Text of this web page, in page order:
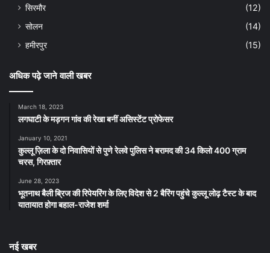
सिरमौर
(12)
सोलन
(14)
हमीरपुर
(15)
अधिक पढ़े जाने वाली खबर
March 18, 2023
लगघाटी के मड़गन गांव की रेखा बनीं असिस्टेंट प्रोफेसर
January 10, 2021
कुल्लू ज़िला के दो निवासियों से पुणे रेलवे पुलिस ने बरामद की 34 किलो 400 ग्राम
चरस, गिरफ़्तार
June 28, 2023
भूतनाथ बैली ब्रिज की रिपेयरिंग के लिए विदेश से 2 बैरिंग पहुंचे कुल्लू लोढ़ टैस्ट के बाद
यातायात होगा बहाल-राजेश शर्मा
नई खबर